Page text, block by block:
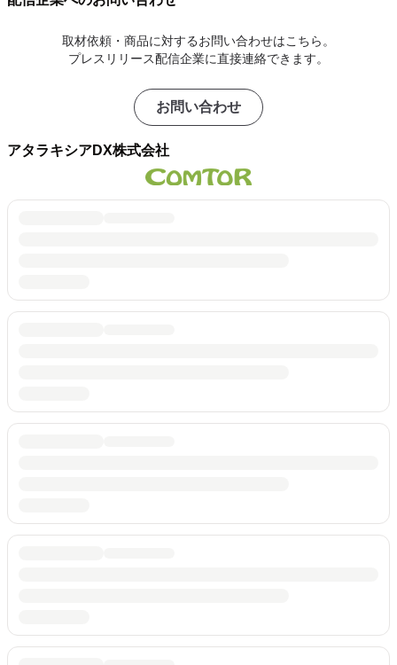
取材依頼・商品に対するお問い合わせはこちら。
プレスリリース配信企業に直接連絡できます。
お問い合わせ
アタラキシアDX株式会社